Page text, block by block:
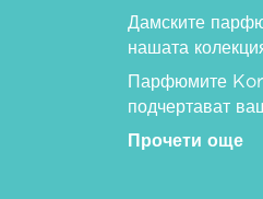
Дамските
нашата
Парфюмите
подчертават
Прочети още